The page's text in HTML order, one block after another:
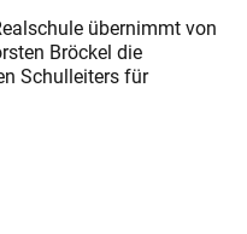
übernimmt von
Bröckel die
Schulleiters für